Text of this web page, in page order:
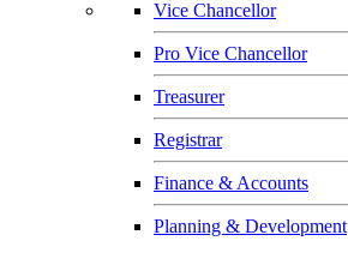
Vice Chancellor
Pro Vice Chancellor
Treasurer
Registrar
Finance & Accounts
Planning & Development